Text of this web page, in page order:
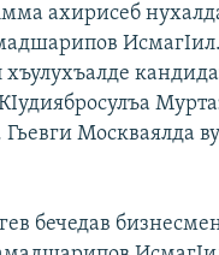
ахирисеб
ИсмагIил.
Москваялда
бечедав